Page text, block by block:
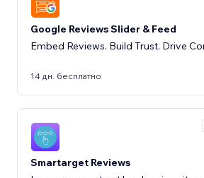
Google Reviews Slider & Feed
Embed Reviews. Build Trust. Drive
14 дн. бесплатно
Smartarget Reviews